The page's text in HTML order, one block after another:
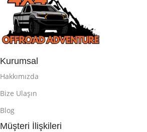
Kurumsal
Hakkımızda
Bize Ulaşın
Blog
Müşteri İlişkileri